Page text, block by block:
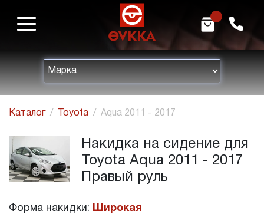
h m
Каталог Toyota Aqua 2011 - 2017
Накидка на сидение для
Toyota Aqua 2011 - 2017
Правый руль
Форма накидки: Широкая